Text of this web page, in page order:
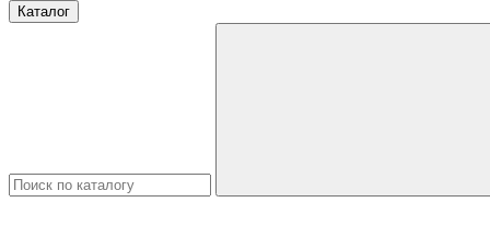
Каталог